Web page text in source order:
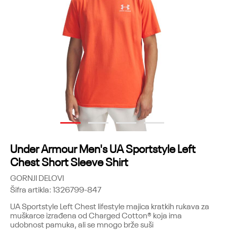
1 2 3 4
Under Armour Men's UA Sportstyle Left
Chest Short Sleeve Shirt
GORNJI DELOVI
Šifra artikla:1326799-847
UA Sportstyle Left Chest lifestyle majica kratkih rukava za
muškarce izrađena od Charged Cotton® koja ima
udobnost pamuka, ali se mnogo brže suši